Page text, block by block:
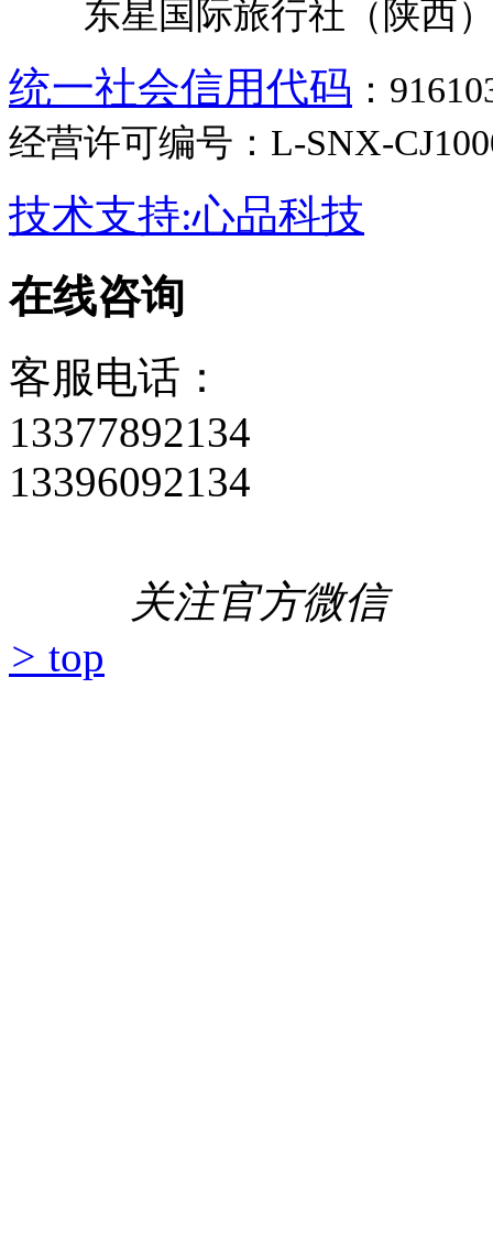
东星国际旅行社（陕西）
统一社会信用代码 ：
经营许可编号：L-SNX-
技术支持:心品科技
在线咨询
客服电话：
13377892134
13396092134
关注官方微信
> top